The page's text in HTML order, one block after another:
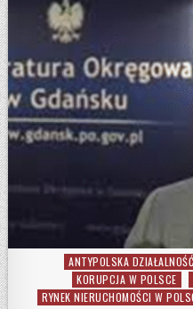
Posted in
ANTYPOLSKA DZIAŁALNOŚĆ
KORUPCJA W POLSCE
RYNEK NIERUCHOMOŚCI W